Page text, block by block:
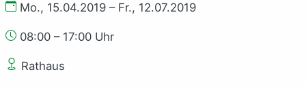
Mo., 15.04.2019 – Fr., 12.07.2019
08:00 – 17:00 Uhr
Rathaus